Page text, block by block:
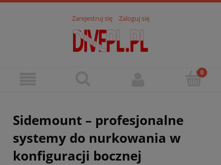
Zarejestruj się Zaloguj się
Sidemount – profesjonalne
systemy do nurkowania w
konfiguracji bocznej